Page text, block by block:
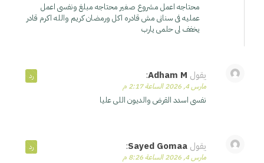
محتاجه اعمل مشروع صغير محتاجه مبلغ ونفسى اعمل
عمليه فى سنانى مش قادره اكل ورمضان كريم والله اكرم قادر
يخفف لى حلمى يارب
يقول Adham M
:
مارس 4, 2026 الساعة 2:17 م
نفسی اسدد القرض والدیون اللی علیا
رد
يقول Sayed Gomaa
:
مارس 4, 2026 الساعة 8:26 م
رد